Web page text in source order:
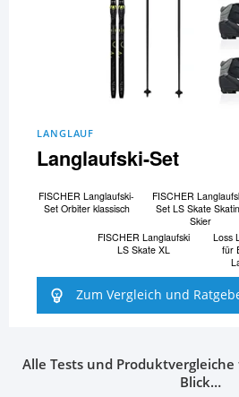
LANGLAUF
Langlaufski-Set
FISCHER Langlaufski-
Set Orbiter klassisch
FISCHER
Set LS Skate
Skier
FISCHER Langlaufski
LS Skate XL
Loss
für
Zum Vergleich und
Alle Tests und
Blick…